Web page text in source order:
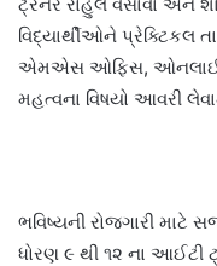
વિદ્યાર્થીઓને પ્રેક્ટિકલ
એમએસ ઓફિસ, ઓનલાઈન
મહત્વના વિષયો આવરી
ભવિષ્યની રોજગારી માટે
ધોરણ ૯ થી ૧૨ ના